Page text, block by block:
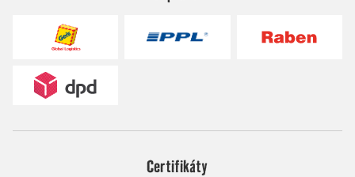
Certifikáty